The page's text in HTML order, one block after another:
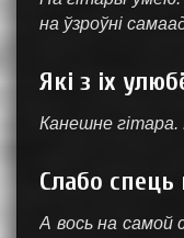
на ўзроўні
Які з іх
Канешне гітара.
Слабо
А вось на самой